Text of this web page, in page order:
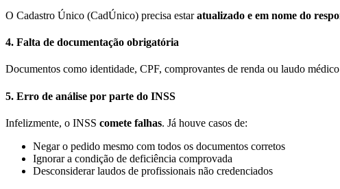
O Cadastro Único (CadÚnico) precisa estaratualizado e em nome do
4. Falta de documentação obrigatória
Documentos como identidade, CPF, comprovantes de renda ou laudo
5. Erro de análise por parte do INSS
Infelizmente, o INSS comete falhas. Já houve casos de:
Negar o pedido mesmo com todos os documentos corretos
Ignorar a condição de deficiência comprovada
Desconsiderar laudos de profissionais não credenciados